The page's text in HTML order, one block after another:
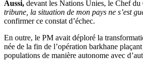
Aussi, devant les Nations Unies, le Chef
tribune, la situation de mon pays ne s’est
confirmer ce constat d’échec.
En outre, le PM avait déploré la
née de la fin de l’opération barkhane
populations de manière autonome avec